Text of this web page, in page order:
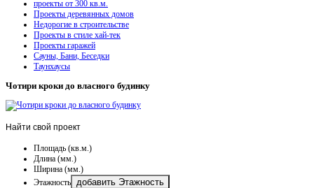
проекты от 300 кв.м.
Проекты деревянных домов
Недорогие в строительстве
Проекты в стиле хай-тек
Проекты гаражей
Сауны, Бани, Беседки
Таунхаусы
Чотири кроки до власного будинку
Найти свой проект
Площадь (кв.м.)
Длина (мм.)
Ширина (мм.)
Этажность
добавить Этажность